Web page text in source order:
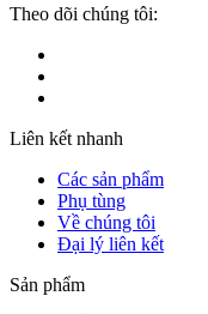
Theo dõi chúng tôi:
Liên kết nhanh
Các sản phẩm
Phụ tùng
Về chúng tôi
Đại lý liên kết
Sản phẩm